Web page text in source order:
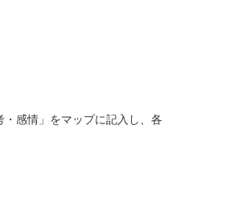
感情」をマップに記⼊し、各